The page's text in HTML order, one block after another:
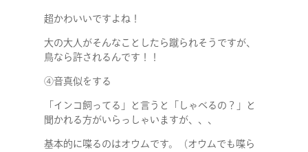
超かわいいですよね！
大の大人がそんなことしたら蹴られそうですが、
鳥なら許されるんです！！
④音真似をする
「インコ飼ってる」と言うと「しゃべるの？」と
聞かれる方がいらっしゃいますが、、、
基本的に喋るのはオウムです。（オウムでも喋ら